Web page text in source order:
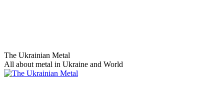
Skip
to
content
The Ukrainian Metal
All about metal in Ukraine and World